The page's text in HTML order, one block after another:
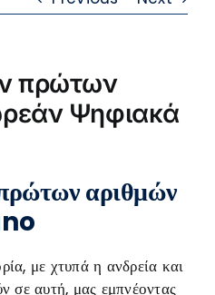
πρώτων
Ψηφιακά
αριθμών
με χτυπά η ανδρεία και
σε αυτή, μας εμπνέοντας